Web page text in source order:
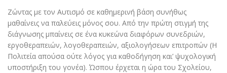
Ζώντας µε τον Αυτισμό σε καθημερινή βάση συνήθως
μαθαίνεις να παλεύεις µόνος σου. Από την πρώτη στιγμή της
διάγνωσης μπαίνεις σε ένα κυκεώνα διαφόρων συνεδριών,
εργοθεραπειών, λογοθεραπειών, αξιολογήσεων επιτροπών (Η
Πολιτεία απούσα ούτε λόγος για καθοδήγηση και’ ψυχολογική
υποστήριξη του γονέα). Ώσπου έρχεται η ώρα του Σχολείου,